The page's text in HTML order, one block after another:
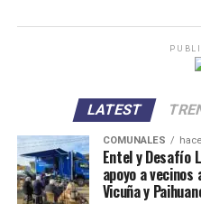
LATEST
COMUNALES
Entel y Desafío
apoyo a
Vicuña y